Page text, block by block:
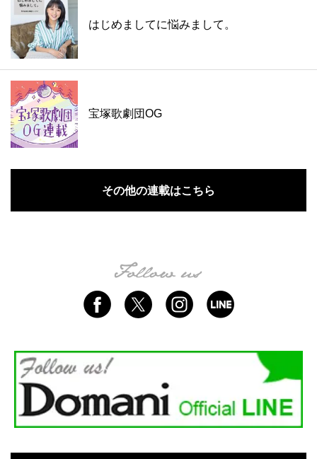
はじめましてに悩みまして。
宝塚歌劇団OG
その他の連載はこちら